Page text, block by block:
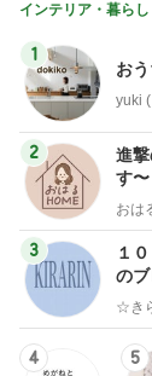
インテリア・暮らし
1
お
yuki (
2
進
す〜
おは
3
１
の
☆き
4 5